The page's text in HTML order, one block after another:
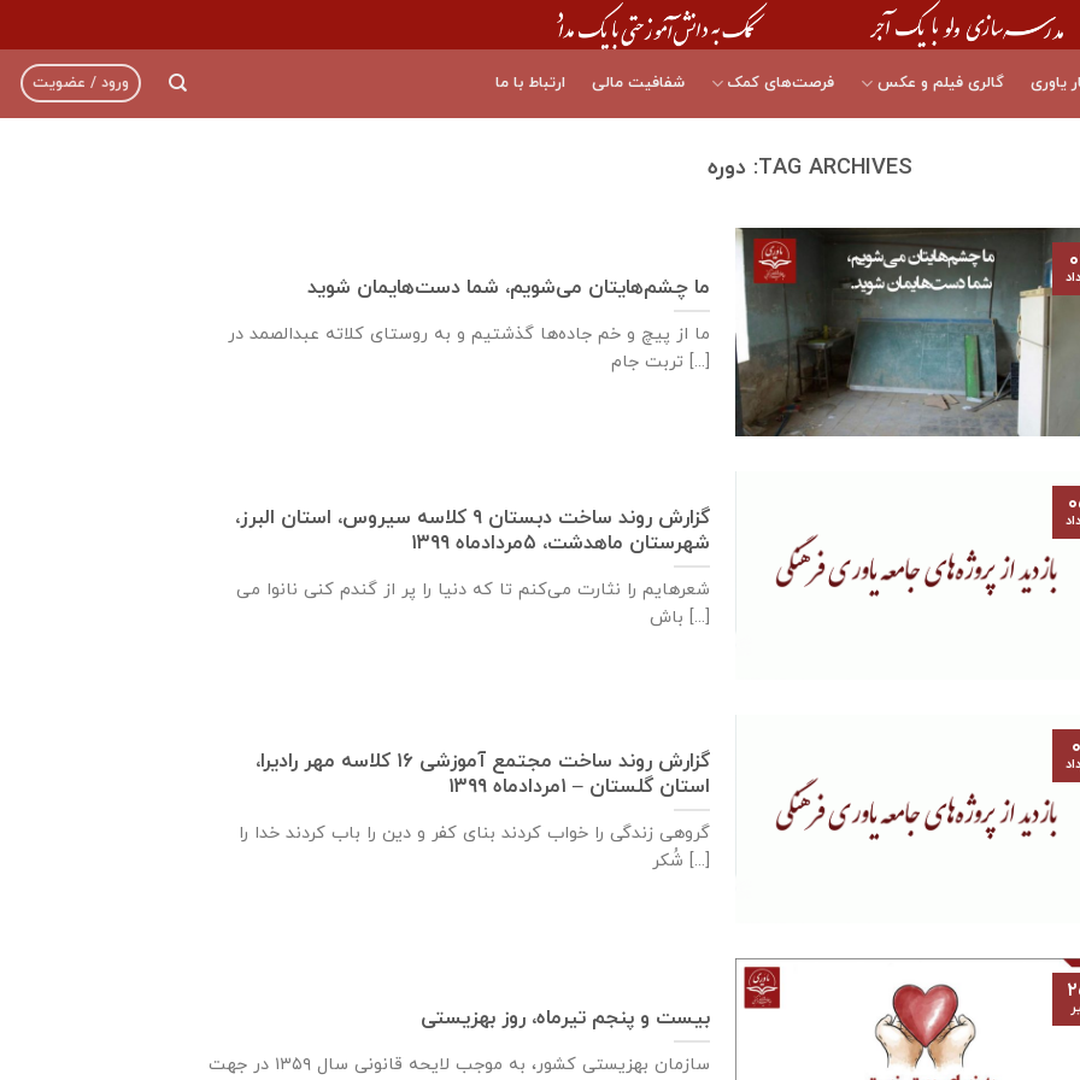
یاوری گالری فیلم و عکس فرصت‌های کمک شفافیت مالی ارتباط با ما ورود / عضویت
TAG ARCHIVES: دوره
ما چشم‌هایتان می‌شویم، شما دست‌هایمان شوید
ما از پیچ و خم جاده‌ها گذشتیم و به روستای کلاته عبدالصمد در
تربت ‌‌‌‌جام [...]
گزارش روند ساخت دبستان ٩ كلاسه سيروس، استان البرز،
شهرستان ماهدشت، ۵مردادماه ۱۳۹۹
شعرهایم را نثارت می‌کنم تا که دنیا را پر از گندم کنی نانوا می
باش [...]
گزارش روند ساخت مجتمع آموزشی ١٦ كلاسه مهر راديرا،
استان گلستان – ۱مردادماه ۱۳۹۹
گروهی زندگی را خواب کردند بنای کفر و دین را باب کردند خدا را
شُکر [...]
بیست و پنجم تیرماه، روز بهزیستی
سازمان بهزیستی كشور، به موجب لایحه قانونی سال ۱۳۵۹ در جهت